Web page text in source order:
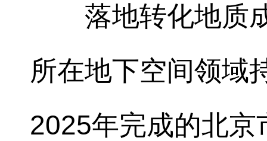
落地转化地质
所在地下空间领域
2025年完成的北京